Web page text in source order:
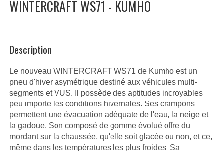
WINTERCRAFT WS71 - KUMHO
Description
Le nouveau WINTERCRAFT WS71 de Kumho est un
pneu d'hiver asymétrique destiné aux véhicules multi-
segments et VUS. Il possède des aptitudes incroyables
peu importe les conditions hivernales. Ses crampons
permettent une évacuation adéquate de l'eau, la neige et
la gadoue. Son composé de gomme évolué offre du
mordant sur la chaussée, qu'elle soit glacée ou non, et ce,
même dans les températures les plus froides. Sa